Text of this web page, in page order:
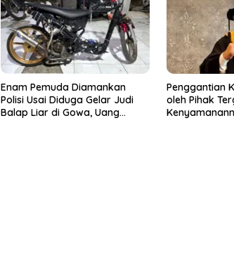
Enam Pemuda Diamankan
Polisi Usai Diduga Gelar Judi
Balap Liar di Gowa, Uang
Penggantian
oleh Pihak